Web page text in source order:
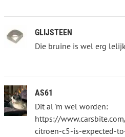
GLIJSTEEN
Die bruine is wel erg
AS61
Dit al 'm wel worden:
https://
citroen-c5-is-expected-